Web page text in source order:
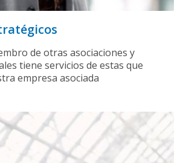
de otras asociaciones y
tiene servicios de estas que
empresa asociada